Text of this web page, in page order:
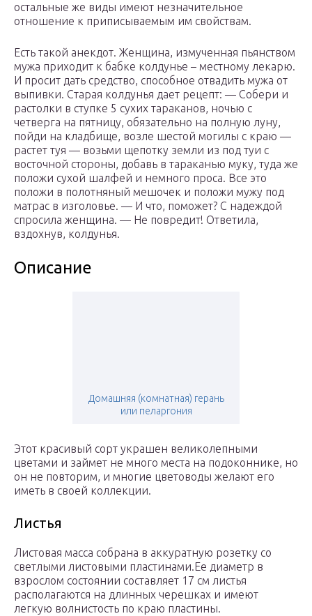
остальные же виды имеют незначительное
отношение к приписываемым им свойствам.
Есть такой анекдот. Женщина, измученная пьянством
мужа приходит к бабке колдунье – местному лекарю.
И просит дать средство, способное отвадить мужа от
выпивки. Старая колдунья дает рецепт: — Собери и
растолки в ступке 5 сухих тараканов, ночью с
четверга на пятницу, обязательно на полную луну,
пойди на кладбище, возле шестой могилы с краю —
растет туя — возьми щепотку земли из под туи с
восточной стороны, добавь в тараканью муку, туда же
положи сухой шалфей и немного проса. Все это
положи в полотняный мешочек и положи мужу под
матрас в изголовье. — И что, поможет? С надеждой
спросила женщина. — Не повредит! Ответила,
вздохнув, колдунья.
Описание
Домашняя (комнатная) герань
или пеларгония
Этот красивый сорт украшен великолепными
цветами и займет не много места на подоконнике, но
он не повторим, и многие цветоводы желают его
иметь в своей коллекции.
Листья
Листовая масса собрана в аккуратную розетку со
светлыми листовыми пластинами.Ее диаметр в
взрослом состоянии составляет 17 см листья
располагаются на длинных черешках и имеют
легкую волнистость по краю пластины.